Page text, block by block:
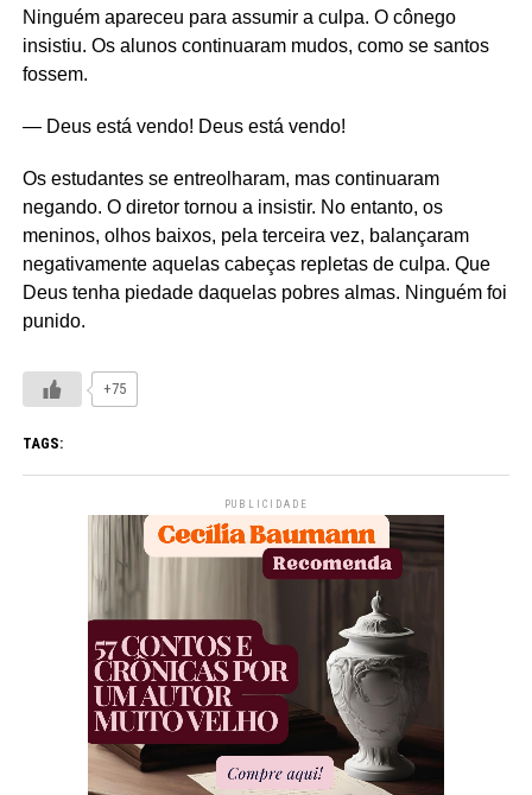
Ninguém apareceu para assumir a culpa. O cônego
insistiu. Os alunos continuaram mudos, como se santos
fossem.
— Deus está vendo! Deus está vendo!
Os estudantes se entreolharam, mas continuaram
negando. O diretor tornou a insistir. No entanto, os
meninos, olhos baixos, pela terceira vez, balançaram
negativamente aquelas cabeças repletas de culpa. Que
Deus tenha piedade daquelas pobres almas. Ninguém foi
punido.
+75
TAGS:
PUBLICIDADE